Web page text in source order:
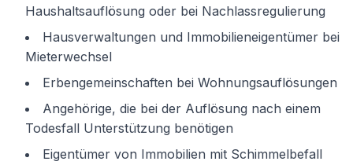
Haushaltsauflösung oder bei Nachlassregulierung
Hausverwaltungen und Immobilieneigentümer bei
Mieterwechsel
Erbengemeinschaften bei Wohnungsauflösungen
Angehörige, die bei der Auflösung nach einem
Todesfall Unterstützung benötigen
Eigentümer von Immobilien mit Schimmelbefall